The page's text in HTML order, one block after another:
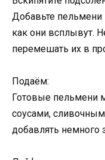
Добавьте пельмени
как они всплывут.
перемешать их в
Подаём:
Готовые пельмени
соусами,
добавлять